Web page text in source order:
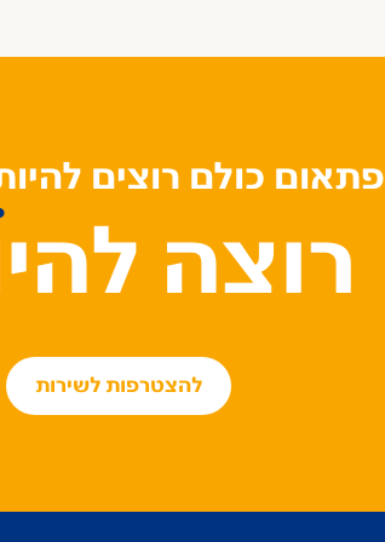
פתאום כולם רוצים
רוצה
להצטרפות לשירות